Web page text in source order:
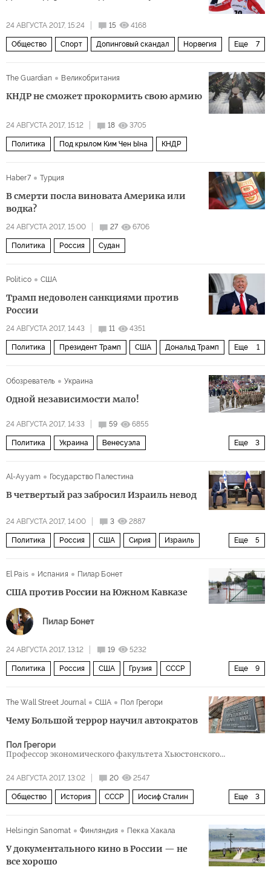
24 АВГУСТА 2017, 15:24 15 4168
Еще 7
Общество Спорт Допинговый скандал Норвегия
призовые
The Guardian Великобритания
КНДР не сможет прокормить свою армию
24 АВГУСТА 2017, 15:12 18 3705
Политика Под крылом Ким Чен Ына КНДР
Haber7 Турция
В смерти посла виновата Америка или
водка?
24 АВГУСТА 2017, 15:00 27 6706
Политика Россия Судан
Politico США
Трамп недоволен санкциями против
России
24 АВГУСТА 2017, 14:43 11 4351
Еще 1
Политика Президент Трамп США Дональд Трамп
Обозреватель
Украина
Одной независимости мало!
24 АВГУСТА 2017, 14:33 59 6855
Еще 3
Политика Украина Венесуэла
Al-Ayyam Государство Палестина
В четвертый раз забросил Израиль невод
24 АВГУСТА 2017, 14:00 3 2887
Еще 5
Политика Россия США Сирия Израиль
El Pais Испания Пилар Бонет
США против России на Южном Кавказе
Пилар Бонет
24 АВГУСТА 2017, 13:12 19 5232
Еще 9
Политика Россия США Грузия СССР
конфликт
The Wall Street Journal США Пол Грегори
Чему Большой террор научил автократов
Пол Грегори
Профессор экономического факультета Хьюстонского
24 АВГУСТА 2017, 13:02 20 2547
Еще 3
Общество История СССР Иосиф Сталин
Helsingin Sanomat
Финляндия Пекка Хакала
У документального кино в России — не
все хорошо